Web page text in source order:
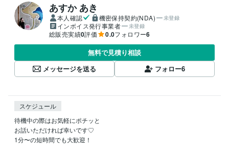
あすか あき
本人確認 機密保持契約(NDA) 未登録
インボイス発行事業者 未登録
総販売実績0評価 0.0フォロワー6
無料で見積り相談
メッセージを送る
フォロー6
スケジュール
待機中の際はお気軽にポチッと
お話いただければ幸いです♡
1分〜の短時間でも大歓迎！